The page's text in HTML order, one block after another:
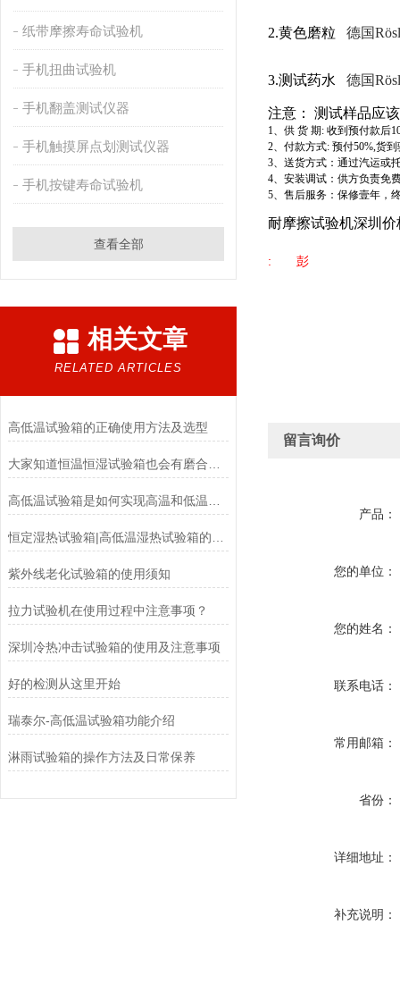
纸带摩擦寿命试验机
手机扭曲试验机
手机翻盖测试仪器
手机触摸屏点划测试仪器
手机按键寿命试验机
查看全部
相关文章
RELATED ARTICLES
高低温试验箱的正确使用方法及选型
紫外线老化试验箱的使用须知
拉力试验机在使用过程中注意事项？
深圳冷热冲击试验箱的使用及注意事项
好的检测从这里开始
瑞泰尔-高低温试验箱功能介绍
淋雨试验箱的操作方法及日常保养
2.黄色磨粒 德国
3.测试药水 德国
注意： 测试样品应
1、供 货 期: 收到预付款后
2、付款方式: 预付50%,货到
3、送货方式：通过汽运或
4、安装调试：供方负责免
5、售后服务：保修壹年，
耐摩擦试验机深圳
: 彭
留言询价
产品：
您的单位：
您的姓名：
联系电话：
常用邮箱：
省份：
详细地址：
补充说明：